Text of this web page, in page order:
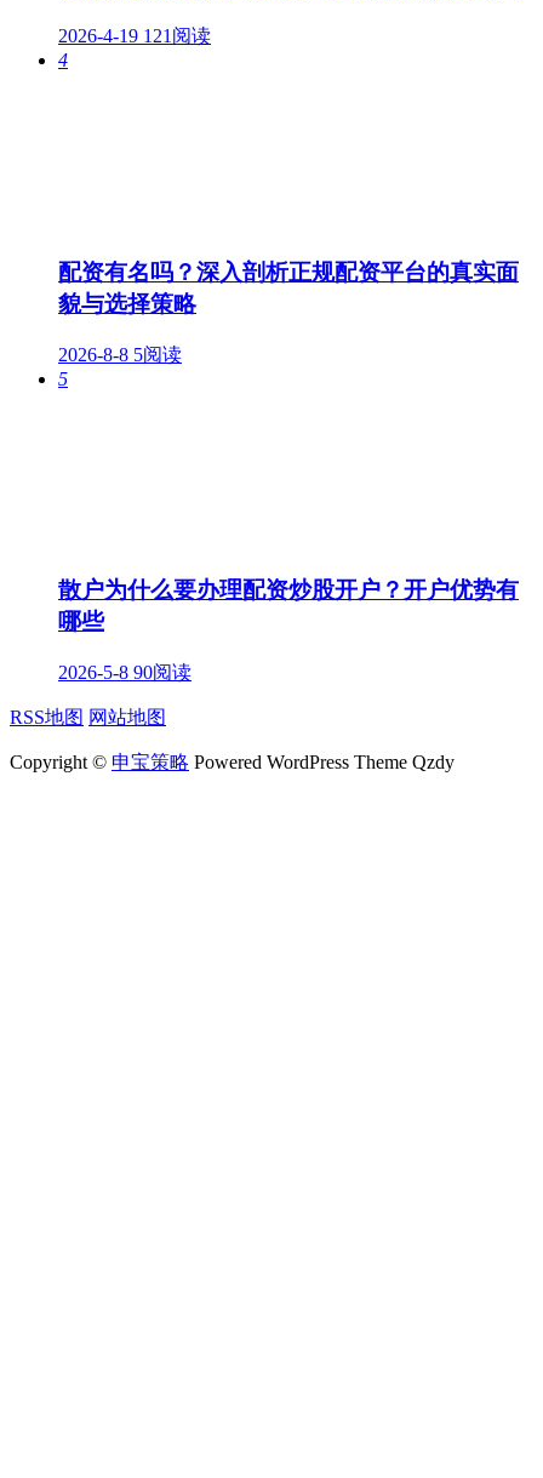
2026-4-19 121阅读
4
配资有名吗？深入剖析正规配资平台的真实面
貌与选择策略
2026-8-8 5阅读
5
散户为什么要办理配资炒股开户？开户优势有
哪些
2026-5-8 90阅读
RSS地图 网站地图
Copyright © 申宝策略 Powered WordPress Theme Qzdy